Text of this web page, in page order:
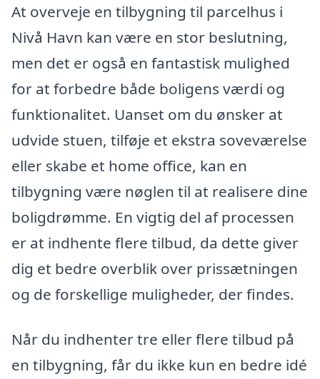
At overveje en tilbygning til parcelhus i
Nivå Havn kan være en stor beslutning,
men det er også en fantastisk mulighed
for at forbedre både boligens værdi og
funktionalitet. Uanset om du ønsker at
udvide stuen, tilføje et ekstra soveværelse
eller skabe et home office, kan en
tilbygning være nøglen til at realisere dine
boligdrømme. En vigtig del af processen
er at indhente flere tilbud, da dette giver
dig et bedre overblik over prissætningen
og de forskellige muligheder, der findes.
Når du indhenter tre eller flere tilbud på
en tilbygning, får du ikke kun en bedre idé